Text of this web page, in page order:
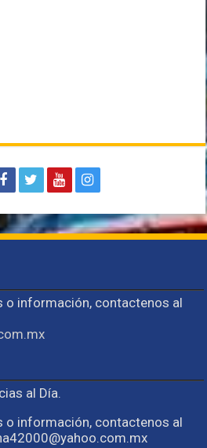
o información, contactenos al
al Día.
o información, contactenos al